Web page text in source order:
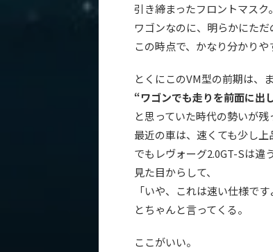
引き締まったフロントマスク。
ワゴンなのに、明らかにただ
この時点で、かなり分かりや
とくにこのVM型の前期は、
“ワゴンでも走りを前面に出
と思っていた時代の勢いが残
最近の車は、速くても少し上
でもレヴォーグ2.0GT-Sは違う
見た目からして、
「いや、これは速い仕様です
とちゃんと言ってくる。
ここがいい。